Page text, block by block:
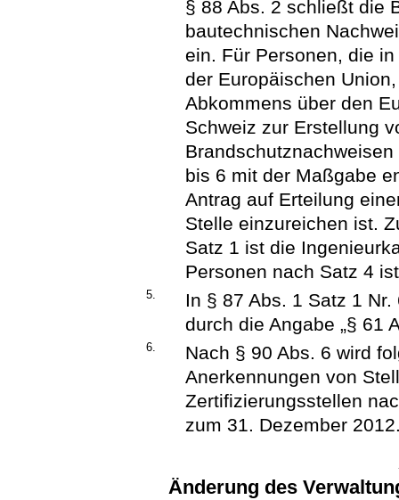
§ 88 Abs. 2 schließt die
bautechnischen
ein. Für Personen, die
der Europäischen
Abkommens über den
Schweiz zur Erstellung
bis 6 mit der Maßgabe
Antrag auf Erteilung
Stelle einzureichen ist.
Satz 1 ist die
Personen nach Satz 4
5.
In § 87 Abs. 1 Satz 1 Nr.
durch die Angabe „§ 61
6.
Nach § 90 Abs. 6 wird
Anerkennungen von
Zertifizierungsstellen
zum 31. Dezember
Änderung des